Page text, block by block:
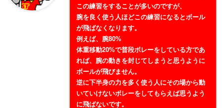
この練習をすることが多いのですが、
腕を良く使う人ほどこの練習になるとボール
が飛ばなくなります。
例えば、腕80%
体重移動20%で普段ボレーをしている方であ
れば、腕の動きを封じてしまうと思うように
ボールが飛びません。
逆に下半身の力を多く使う人にその場から動
いていけないボレーをしてもらえば思うよう
に飛ばないです。